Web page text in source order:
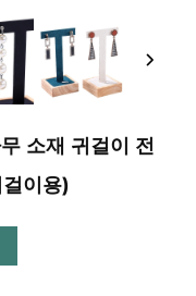
소재 귀걸이 전
이용)